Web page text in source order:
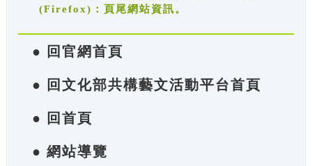
(Firefox)：頁尾網站資訊。
● 回官網首頁
● 回文化部共構藝文活動平台首頁
● 回首頁
● 網站導覽